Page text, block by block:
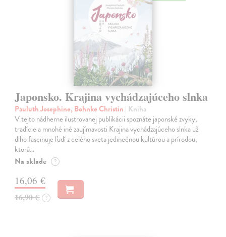
Japonsko. Krajina vychádzajúceho slnka
Pauluth Josephine, Bohnke Christin | Kniha
V tejto nádherne ilustrovanej publikácii spoznáte japonské zvyky,
tradície a mnohé iné zaujímavosti Krajina vychádzajúceho slnka už
dlho fascinuje ľudí z celého sveta jedinečnou kultúrou a prírodou,
ktorá…
Na sklade ?
16,06 €
16,90 € ?